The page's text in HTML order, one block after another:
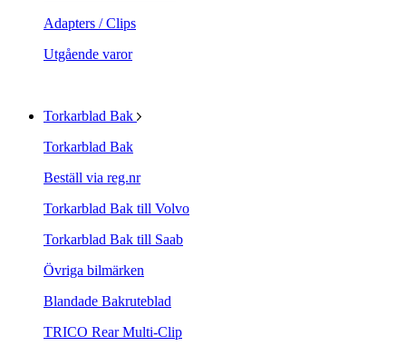
Adapters / Clips
Utgående varor
Torkarblad Bak
Torkarblad Bak
Beställ via reg.nr
Torkarblad Bak till Volvo
Torkarblad Bak till Saab
Övriga bilmärken
Blandade Bakruteblad
TRICO Rear Multi-Clip